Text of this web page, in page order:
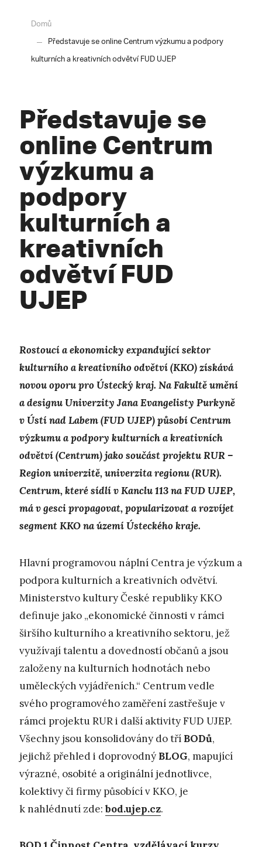
Domů
Představuje se online Centrum výzkumu a podpory
kulturních a kreativních odvětví FUD UJEP
Představuje se
online Centrum
výzkumu a
podpory
kulturních a
kreativních
odvětví FUD
UJEP
Rostoucí a ekonomicky expandující sektor
kulturního a kreativního odvětví (KKO) získává
novou oporu pro Ústecký kraj. Na Fakultě umění
a designu Univerzity Jana Evangelisty Purkyně
v Ústí nad Labem(FUDUJEP) působí Centrum
výzkumu a podpory kulturních a kreativních
odvětví (Centrum) jako součást projektu RUR –
Region univerzitě, univerzita regionu (RUR).
Centrum, které sídlí v Kanclu 113 na FUD UJEP,
má v gesci propagovat, popularizovat a rozvíjet
segment KKO na území Ústeckého kraje.
Hlavní programovou náplní Centra je výzkum a
podpora kulturních a kreativních odvětví.
Ministerstvo kultury České republiky KKO
definuje jako „ekonomické činnosti v rámci
širšího kulturního a kreativního sektoru, jež
využívají talentu a dovedností občanů a jsou
založeny na kulturních hodnotách nebo
uměleckých vyjádřeních.“ Centrum vedle
svého programového zaměření zastřešuje v
rámci projektu RUR i další aktivity FUD UJEP.
Všechny jsou konsolidovány do tří BODů,
jejichž přehled i doprovodný BLOG, mapující
výrazné, osobité a originální jednotlivce,
kolektivy či firmy působící v KKO, je
k nahlédnutí zde:bod.ujep.cz.